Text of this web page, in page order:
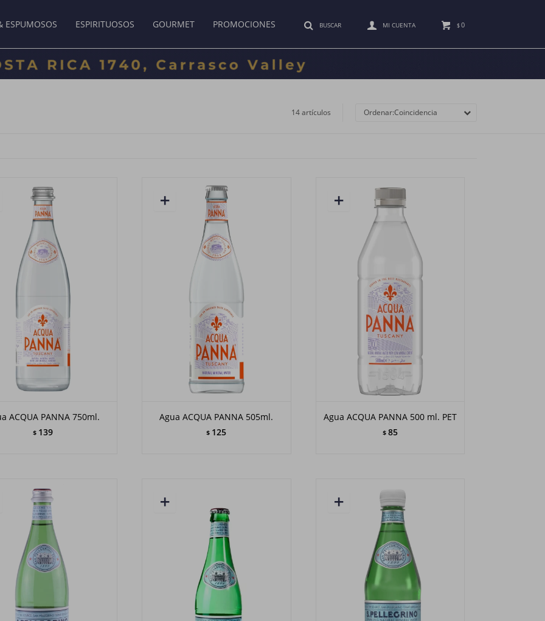
ESPUMOSOS ESPIRITUOSOS GOURMET PROMOCIONES $0
14 artículos Coincidencia
ACQUA PANNA 750ml.
$ 139
Agua ACQUA PANNA 505ml.
$ 125
Agua ACQUA PANNA 500 ml. PET
$ 85